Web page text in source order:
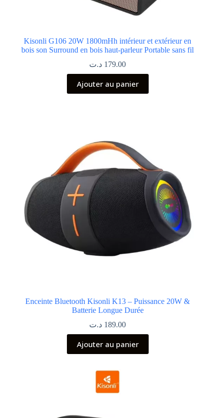
Kisonli G106 20W 1800mHh intérieur et extérieur en
bois son Surround en bois haut-parleur Portable sans fil
179.00 د.ت
Ajouter au panier
Enceinte Bluetooth Kisonli K13 – Puissance 20W &
Batterie Longue Durée
189.00 د.ت
Ajouter au panier